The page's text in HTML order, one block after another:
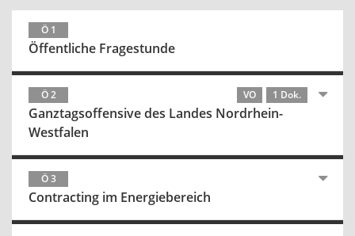
Ö 1
Öffentliche Fragestunde
Ö 2 VO 1 Dok.
Ganztagsoffensive des Landes Nordrhein-
Westfalen
Ö 3
Contracting im Energiebereich